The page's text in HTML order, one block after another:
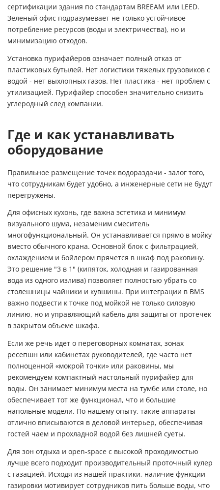
сертификации здания по стандартам BREEAM или LEED.
Зеленый офис подразумевает не только устойчивое
потребление ресурсов (воды и электричества), но и
минимизацию отходов.
Установка пурифайеров означает полный отказ от
пластиковых бутылей. Нет логистики тяжелых грузовиков с
водой - нет выхлопных газов. Нет пластика - нет проблем с
утилизацией. Пурифайер способен значительно снизить
углеродный след компании.
Где и как устанавливать
оборудование
Правильное размещение точек водораздачи - залог того,
что сотрудникам будет удобно, а инженерные сети не будут
перегружены.
Для офисных кухонь, где важна эстетика и минимум
визуального шума, незаменим смеситель
многофункциональный. Он устанавливается прямо в мойку
вместо обычного крана. Основной блок с фильтрацией,
охлаждением и бойлером прячется в шкаф под раковину.
Это решение "3 в 1" (кипяток, холодная и газированная
вода из одного излива) позволяет полностью убрать со
столешницы чайники и кувшины. При интеграции в BMS
важно подвести к точке под мойкой не только силовую
линию, но и управляющий кабель для защиты от протечек
в закрытом объеме шкафа.
Если же речь идет о переговорных комнатах, зонах
ресепшн или кабинетах руководителей, где часто нет
полноценной «мокрой точки» или раковины, мы
рекомендуем компактный настольный пурифайер для
воды. Он занимает минимум места на тумбе или столе, но
обеспечивает тот же функционал, что и большие
напольные модели. По нашему опыту, такие аппараты
отлично вписываются в деловой интерьер, обеспечивая
гостей чаем и прохладной водой без лишней суеты.
Для зон отдыха и open-space с высокой проходимостью
лучше всего подходит производительный проточный кулер
с газацией. Исходя из нашей практики, наличие функции
газировки мотивирует сотрудников пить больше воды, что